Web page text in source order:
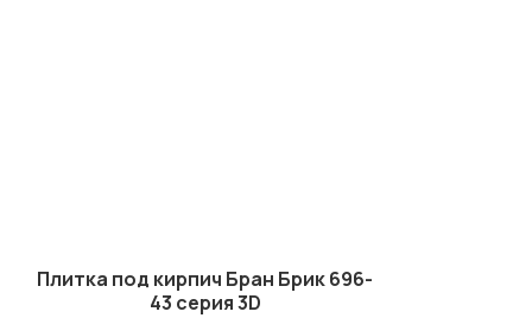
Плитка под кирпич Бран Брик 696-
43 серия 3D